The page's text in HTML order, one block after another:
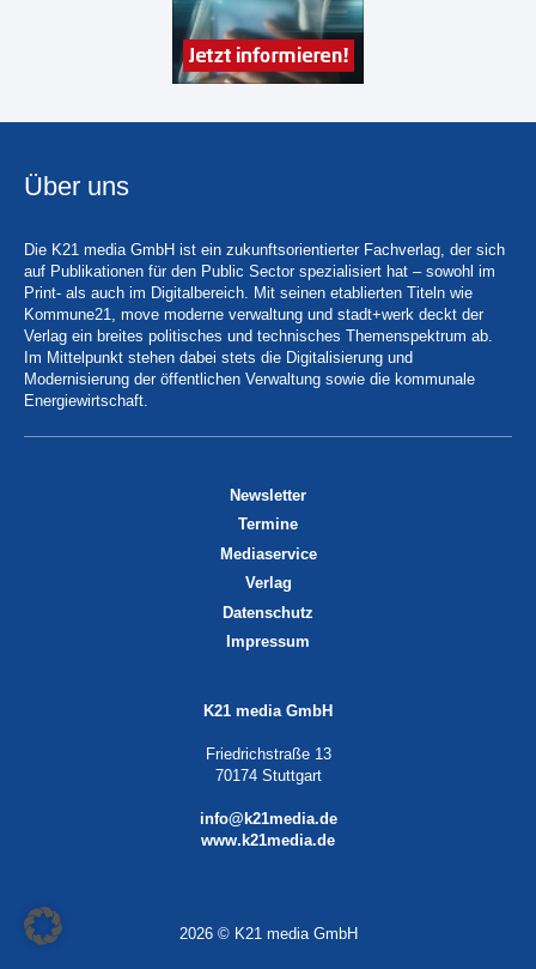
Über uns
Die K21 media GmbH ist ein zukunftsorientierter Fachverlag, der sich
auf Publikationen für den Public Sector spezialisiert hat – sowohl im
Print- als auch im Digitalbereich. Mit seinen etablierten Titeln wie
Kommune21, move moderne verwaltung und stadt+werk deckt der
Verlag ein breites politisches und technisches Themenspektrum ab.
Im Mittelpunkt stehen dabei stets die Digitalisierung und
Modernisierung der öffentlichen Verwaltung sowie die kommunale
Energiewirtschaft.
Newsletter
Termine
Mediaservice
Verlag
Datenschutz
Impressum
K21 media GmbH
Friedrichstraße 13
70174 Stuttgart
info@k21media.de
www.k21media.de
2026 © K21 media GmbH